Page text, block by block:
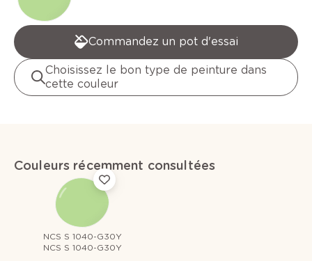
Commandez un pot d'essai
Choisissez le bon type de peinture dans
cette couleur
Couleurs récemment consultées
NCS S 1040-G30Y
NCS S 1040-G30Y